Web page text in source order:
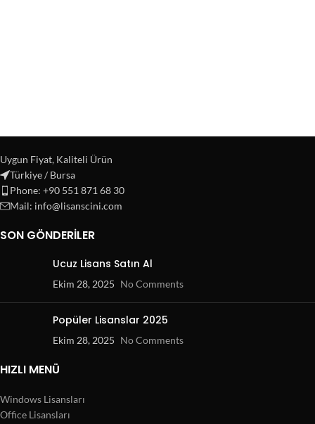
Uygun Fiyat, Kaliteli Ürün
Türkiye / Bursa
Phone: +90 551 871 68 30
Mail: info@lisanscini.com
SON GÖNDERILER
Ucuz Lisans Satın Al
Ekim 28, 2025 No Comments
Popüler Lisanslar 2025
Ekim 28, 2025 No Comments
HIZLI MENÜ
Windows Lisansları
Office Lisansları